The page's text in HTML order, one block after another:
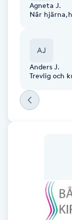
Faceliftmassage
Fet hårbotten
Fettreducering
Fotmassage
Agneta J.
När
AJ
Anders J.
Trevlig och